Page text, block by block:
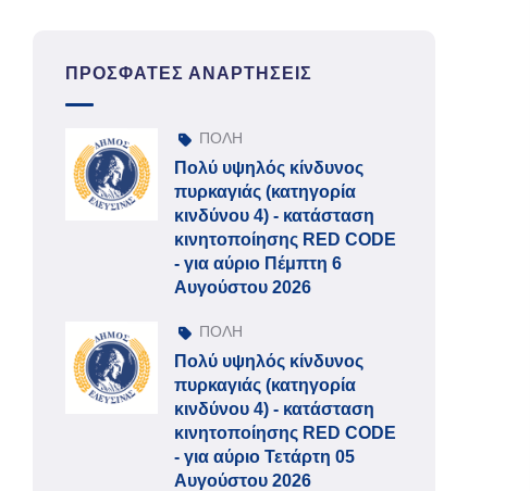
ΠΡΌΣΦΑΤΕΣ ΑΝΑΡΤΉΣΕΙΣ
ΠΟΛΗ
Πολύ υψηλός κίνδυνος
πυρκαγιάς (κατηγορία
κινδύνου 4) - κατάσταση
κινητοποίησης RED CODE
- για αύριο Πέμπτη 6
Αυγούστου 2026
ΠΟΛΗ
Πολύ υψηλός κίνδυνος
πυρκαγιάς (κατηγορία
κινδύνου 4) - κατάσταση
κινητοποίησης RED CODE
- για αύριο Τετάρτη 05
Αυγούστου 2026